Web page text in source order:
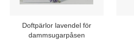
Doftpärlor lavendel för
dammsugarpåsen